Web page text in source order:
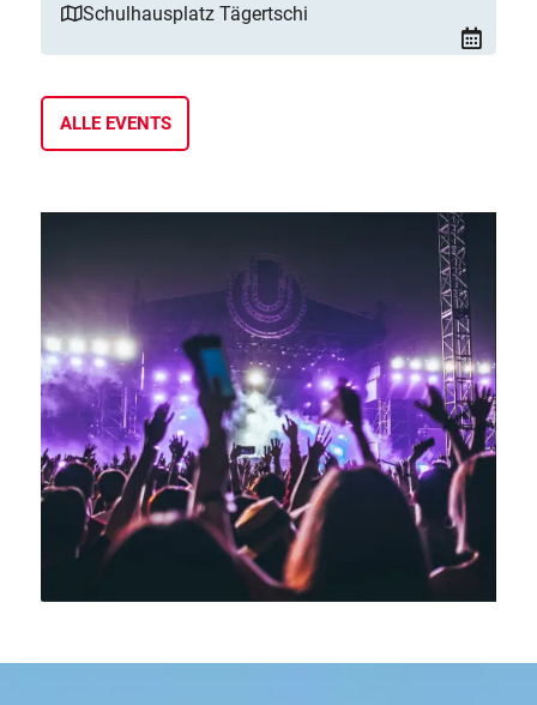
Schulhausplatz Tägertschi
ALLE EVENTS